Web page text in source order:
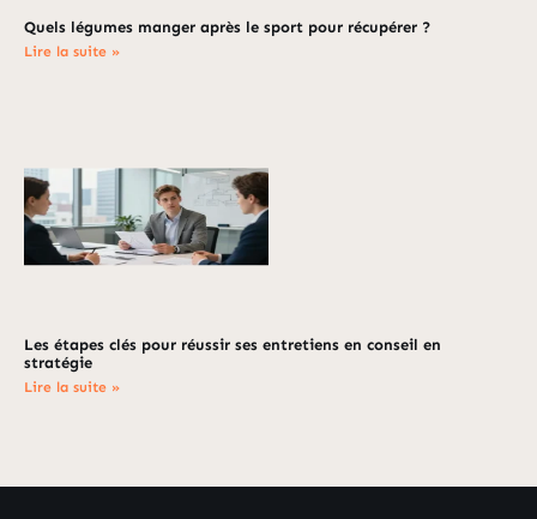
Quels légumes manger après le sport pour récupérer ?
Lire la suite »
Les étapes clés pour réussir ses entretiens en conseil en
stratégie
Lire la suite »